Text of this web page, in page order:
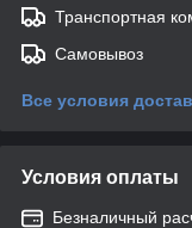
Транспортная
Самовывоз
Все условия
Условия оплаты
Безналичный